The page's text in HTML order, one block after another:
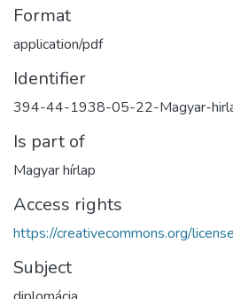
Format
application/pdf
Identifier
394-44-1938-05-22-Magyar-
Is part of
Magyar hírlap
Access rights
https://creativecommons.org/
Subject